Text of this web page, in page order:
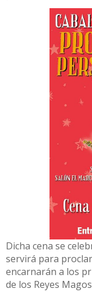
Dicha cena se
servirá para
encarnarán a los
de los Reyes